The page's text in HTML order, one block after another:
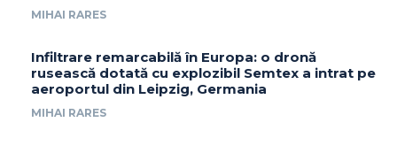
MIHAI RARES
Infiltrare remarcabilă în Europa: o dronă
rusească dotată cu explozibil Semtex a intrat pe
aeroportul din Leipzig, Germania
MIHAI RARES